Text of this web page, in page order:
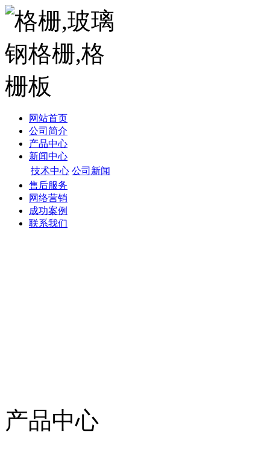
网站首页
公司简介
产品中心
新闻中心
技术中心 公司新闻
售后服务
网络营销
成功案例
联系我们
产品中心